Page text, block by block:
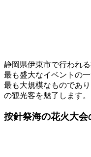
静岡県伊東市で行われ
最も盛大なイベントの
最も大規模なものであ
の観光客を魅了します。
按針祭海の花火大会